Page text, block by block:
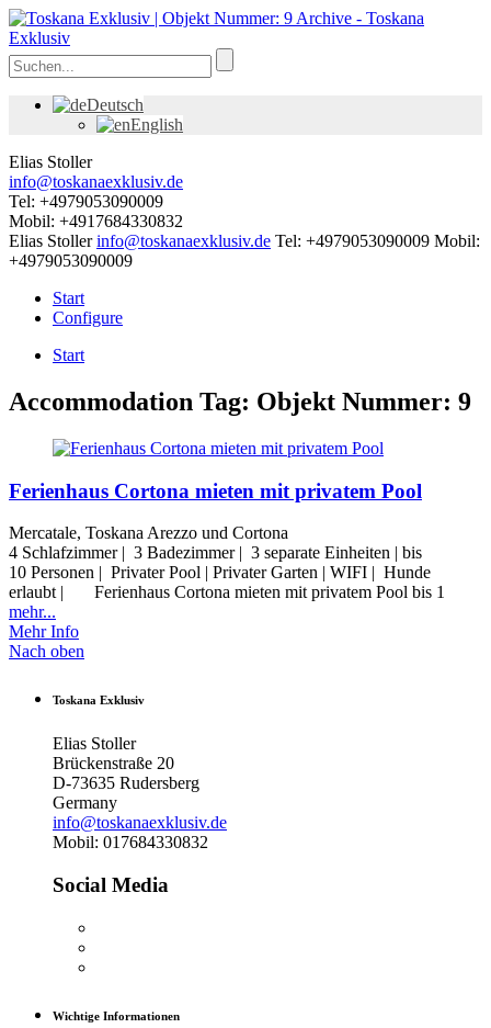
Deutsch
English
Elias Stoller
info@toskanaexklusiv.de
Tel: +4979053090009
Mobil: +4917684330832
Elias Stoller info@toskanaexklusiv.de Tel: +4979053090009 Mobil:
+4979053090009
Start
Configure
Start
Accommodation Tag: Objekt Nummer: 9
Ferienhaus Cortona mieten mit privatem Pool
Mercatale, Toskana Arezzo und Cortona
4 Schlafzimmer | 3 Badezimmer | 3 separate Einheiten | bis
10 Personen | Privater Pool | Privater Garten | WIFI | Hunde
erlaubt | Ferienhaus Cortona mieten mit privatem Pool bis 1
mehr...
Mehr Info
Nach oben
Toskana Exklusiv
Elias Stoller
Brückenstraße 20
D-73635 Rudersberg
Germany
info@toskanaexklusiv.de
Mobil: 017684330832
Social Media
Wichtige Informationen